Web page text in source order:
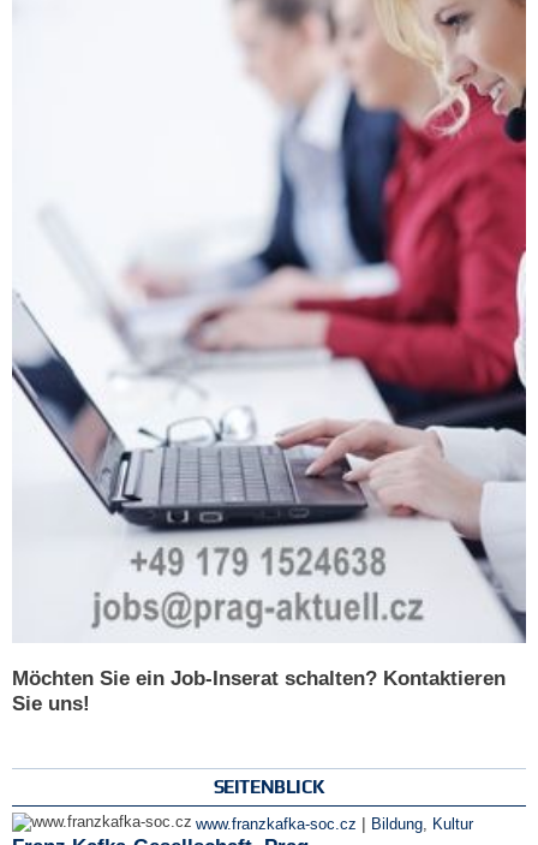
Möchten Sie ein Job-Inserat schalten? Kontaktieren
Sie uns!
SEITENBLICK
www.franzkafka-soc.cz | Bildung, Kultur